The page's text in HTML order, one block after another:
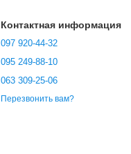
Контактная информация
097 920-44-32
095 249-88-10
063 309-25-06
Перезвонить вам?